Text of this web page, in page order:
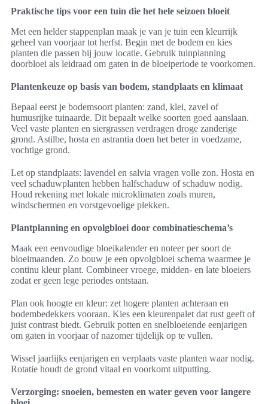
Praktische tips voor een tuin die het hele seizoen bloeit
Met een helder stappenplan maak je van je tuin een kleurrijk
geheel van voorjaar tot herfst. Begin met de bodem en kies
planten die passen bij jouw locatie. Gebruik tuinplanning
doorbloei als leidraad om gaten in de bloeiperiode te voorkomen.
Plantenkeuze op basis van bodem, standplaats en klimaat
Bepaal eerst je bodemsoort planten: zand, klei, zavel of
humusrijke tuinaarde. Dit bepaalt welke soorten goed aanslaan.
Veel vaste planten en siergrassen verdragen droge zanderige
grond. Astilbe, hosta en astrantia doen het beter in voedzame,
vochtige grond.
Let op standplaats: lavendel en salvia vragen volle zon. Hosta en
veel schaduwplanten hebben halfschaduw of schaduw nodig.
Houd rekening met lokale microklimaten zoals muren,
windschermen en vorstgevoelige plekken.
Plantplanning en opvolgbloei door combinatieschema’s
Maak een eenvoudige bloeikalender en noteer per soort de
bloeimaanden. Zo bouw je een opvolgbloei schema waarmee je
continu kleur plant. Combineer vroege, midden- en late bloeiers
zodat er geen lege periodes ontstaan.
Plan ook hoogte en kleur: zet hogere planten achteraan en
bodembedekkers vooraan. Kies een kleurenpalet dat rust geeft of
juist contrast biedt. Gebruik potten en snelbloeiende eenjarigen
om gaten in voorjaar of nazomer tijdelijk op te vullen.
Wissel jaarlijks eenjarigen en verplaats vaste planten waar nodig.
Rotatie houdt de grond vitaal en voorkomt uitputting.
Verzorging: snoeien, bemesten en water geven voor langere